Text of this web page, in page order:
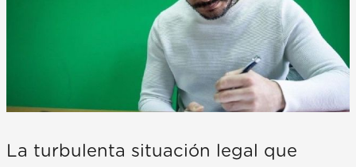
La turbulenta situación legal que